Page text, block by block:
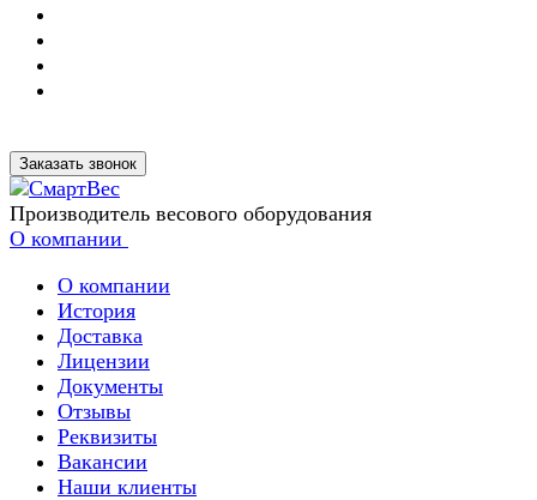
Заказать звонок
Производитель весового оборудования
О компании
О компании
История
Доставка
Лицензии
Документы
Отзывы
Реквизиты
Вакансии
Наши клиенты